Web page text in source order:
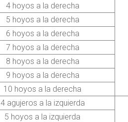
4 hoyos a la derecha
5 hoyos a la derecha
6 hoyos a la derecha
7 hoyos a la derecha
8 hoyos a la derecha
9 hoyos a la derecha
10 hoyos a la derecha
4 agujeros a la izquierda
5 hoyos a la izquierda